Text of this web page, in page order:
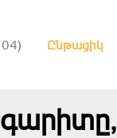
Ընթացիկ